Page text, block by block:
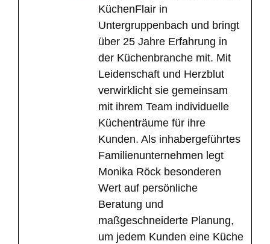
KüchenFlair in
Untergruppenbach und bringt
über 25 Jahre Erfahrung in
der Küchenbranche mit. Mit
Leidenschaft und Herzblut
verwirklicht sie gemeinsam
mit ihrem Team individuelle
Küchenträume für ihre
Kunden. Als inhabergeführtes
Familienunternehmen legt
Monika Röck besonderen
Wert auf persönliche
Beratung und
maßgeschneiderte Planung,
um jedem Kunden eine Küche